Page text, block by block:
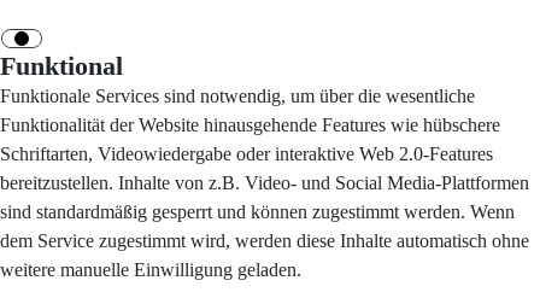
Funktional
Funktionale Services sind notwendig, um über die wesentliche
Funktionalität der Website hinausgehende Features wie hübschere
Schriftarten, Videowiedergabe oder interaktive Web 2.0-Features
bereitzustellen. Inhalte von z.B. Video- und Social Media-Plattformen
sind standardmäßig gesperrt und können zugestimmt werden. Wenn
dem Service zugestimmt wird, werden diese Inhalte automatisch ohne
weitere manuelle Einwilligung geladen.